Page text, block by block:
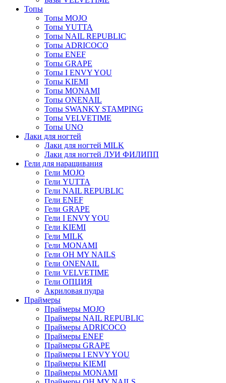
Топы
Топы MOJO
Топы YUTTA
Топы NAIL REPUBLIC
Топы ADRICOCO
Топы ENEF
Топы GRAPE
Топы I ENVY YOU
Топы KIEMI
Топы MONAMI
Топы ONENAIL
Топы SWANKY STAMPING
Топы VELVETIME
Топы UNO
Лаки для ногтей
Лаки для ногтей MILK
Лаки для ногтей ЛУИ ФИЛИПП
Гели для наращивания
Гели MOJO
Гели YUTTA
Гели NAIL REPUBLIC
Гели ENEF
Гели GRAPE
Гели I ENVY YOU
Гели KIEMI
Гели MILK
Гели MONAMI
Гели OH MY NAILS
Гели ONENAIL
Гели VELVETIME
Гели ОПЦИЯ
Акриловая пудра
Праймеры
Праймеры MOJO
Праймеры NAIL REPUBLIC
Праймеры ADRICOCO
Праймеры ENEF
Праймеры GRAPE
Праймеры I ENVY YOU
Праймеры KIEMI
Праймеры MONAMI